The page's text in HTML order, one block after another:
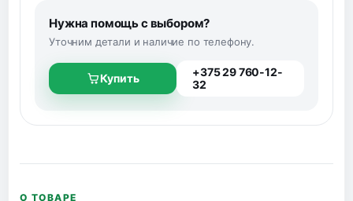
Нужна помощь с выбором?
Уточним детали и наличие по телефону.
Купить
+375 29 760-12-
32
О ТОВАРЕ